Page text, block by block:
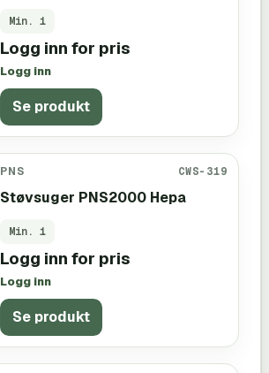
Min. 1
Logg inn for pris
Logg inn
Se produkt
PNS CWS-319
Støvsuger PNS2000 Hepa
Min. 1
Logg inn for pris
Logg inn
Se produkt